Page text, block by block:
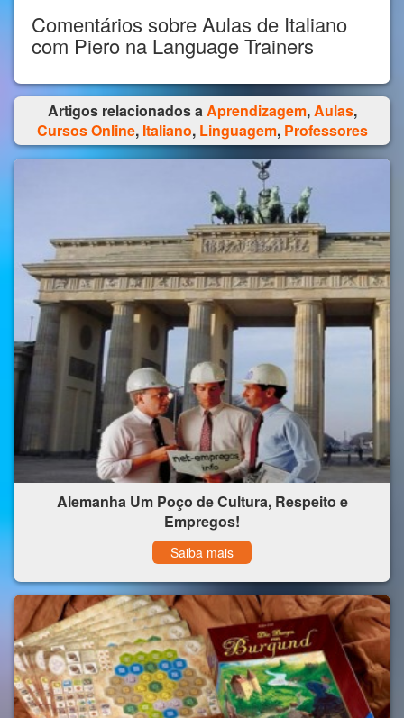
Comentários sobre Aulas de Italiano
com Piero na Language Trainers
Artigos relacionados aAprendizagem,Aulas,
Cursos Online, Italiano, Linguagem, Professores
Alemanha Um Poço de Cultura, Respeito e
Empregos!
Saiba mais